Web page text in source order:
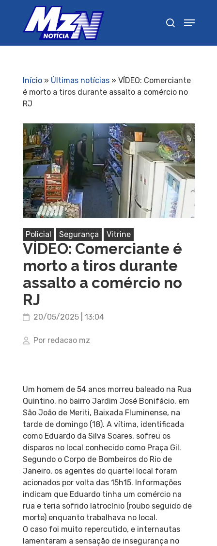
Início» Últimas notícias» VÍDEO: Comerciante
é morto a tiros durante assalto a comércio no
RJ
Policial Segurança Vitrine
VÍDEO: Comerciante é
morto a tiros durante
assalto a comércio no
RJ
20/05/2025 | 13:04
Por redacao mz
Um homem de 54 anos morreu baleado na Rua
Quintino, no bairro Jardim José Bonifácio, em
São João de Meriti, Baixada Fluminense, na
tarde de domingo (18). A vítima, identificada
como Eduardo da Silva Soares, sofreu os
disparos no local conhecido como Praça Gil.
Segundo o Corpo de Bombeiros do Rio de
Janeiro, os agentes do quartel local foram
acionados por volta das 15h15. Informações
indicam que Eduardo tinha um comércio na
rua e teria sofrido latrocínio (roubo seguido de
morte) enquanto trabalhava no local.
O caso foi muito repercutido, e internautas
lamentaram a sensação de insegurança no